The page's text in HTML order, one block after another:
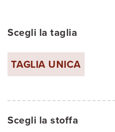
Scegli la taglia
TAGLIA UNICA
Scegli la stoffa